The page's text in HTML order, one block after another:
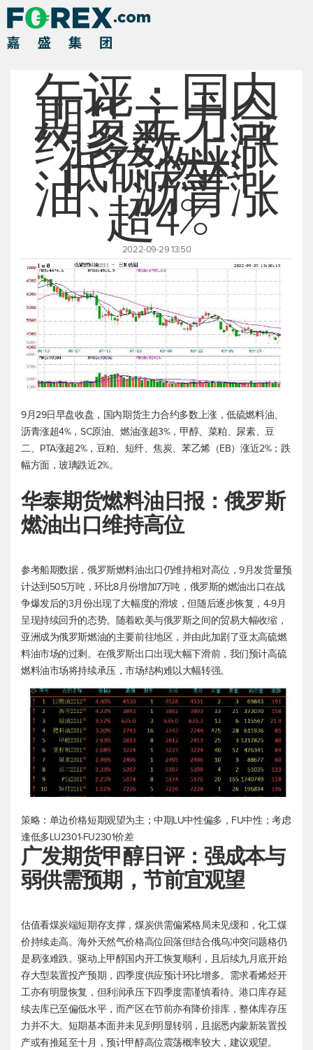
午评：国内
期货主力合
约多数上涨
低硫燃料
油、沥青涨
超4%
2022-09-29 13:50
9月29日早盘收盘，国内期货主力合约多数上涨，低硫燃料油、
沥青涨超4%，SC原油、燃油涨超3%，甲醇、菜粕、尿素、豆
二、PTA涨超2%，豆粕、短纤、焦炭、苯乙烯（EB）涨近2%；跌
幅方面，玻璃跌近2%。
华泰期货燃料油日报：俄罗斯
燃油出口维持高位
参考船期数据，俄罗斯燃料油出口仍维持相对高位，9月发货量预
计达到505万吨，环比8月份增加7万吨，俄罗斯的燃油出口在战
争爆发后的3月份出现了大幅度的滑坡，但随后逐步恢复，4-9月
呈现持续回升的态势。随着欧美与俄罗斯之间的贸易大幅收缩，
亚洲成为俄罗斯燃油的主要前往地区，并由此加剧了亚太高硫燃
料油市场的过剩。在俄罗斯出口出现大幅下滑前，我们预计高硫
燃料油市场将持续承压，市场结构难以大幅转强。
策略：单边价格短期观望为主；中期LU中性偏多，FU中性；考虑
逢低多LU2301-FU2301价差
广发期货甲醇日评：强成本与
弱供需预期，节前宜观望
估值看煤炭端短期存支撑，煤炭供需偏紧格局未见缓和，化工煤
价持续走高。海外天然气价格高位回落但结合俄乌冲突问题格仍
是易涨难跌。驱动上甲醇国内开工恢复顺利，且后续九月底开始
存大型装置投产预期，四季度供应预计环比增多。需求看烯烃开
工亦有明显恢复，但利润承压下四季度需谨慎看待。港口库存延
续去库已至偏低水平，而产区在节前亦有降价排库，整体库存压
力并不大。短期基本面并未见到明显转弱，且据悉内蒙新装置投
产或有推延至十月，预计甲醇高位震荡概率较大，建议观望。